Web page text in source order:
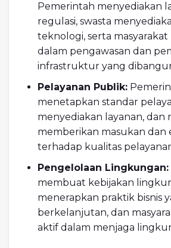
Pemerintah menyediakan
regulasi, swasta
teknologi, serta
dalam pengawasan dan
infrastruktur yang
Pelayanan Publik:
menetapkan standar
menyediakan layanan, dan
memberikan masukan dan
terhadap kualitas
Pengelolaan Lingkungan:
membuat kebijakan
menerapkan praktik bisnis
berkelanjutan, dan
aktif dalam menjaga